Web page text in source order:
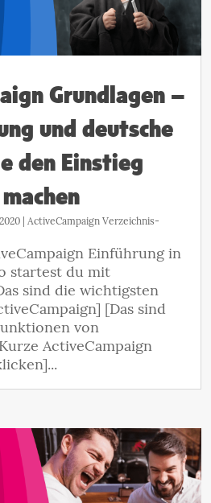
Grundlagen –
und deutsche
den Einstieg
| ActiveCampaign Verzeichnis-
Einführung in
startest du mit
sind die wichtigsten
[Das sind
von
ActiveCampaign